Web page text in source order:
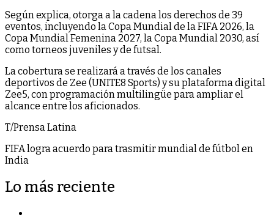
Según explica, otorga a la cadena los derechos de 39
eventos, incluyendo la Copa Mundial de la FIFA 2026, la
Copa Mundial Femenina 2027, la Copa Mundial 2030, así
como torneos juveniles y de futsal.
La cobertura se realizará a través de los canales
deportivos de Zee (UNITE8 Sports) y su plataforma digital
Zee5, con programación multilingüe para ampliar el
alcance entre los aficionados.
T/Prensa Latina
FIFA logra acuerdo para trasmitir mundial de fútbol en
India
Lo más reciente